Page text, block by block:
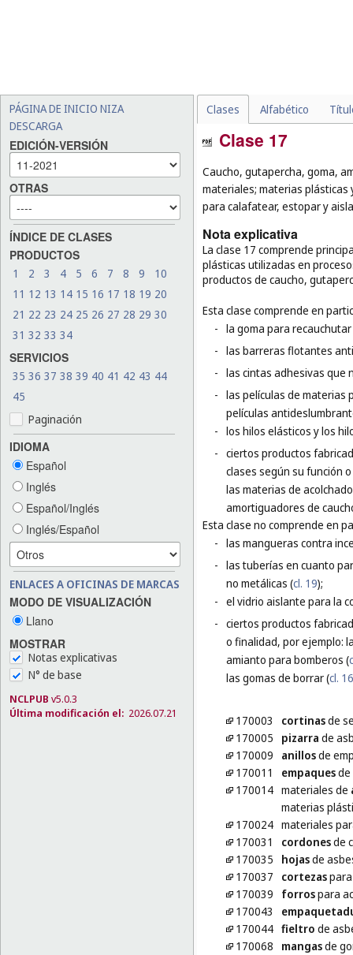
PÁGINA DE INICIO NIZA
DESCARGA
EDICIÓN-VERSIÓN
OTRAS
ÍNDICE DE CLASES
PRODUCTOS
1 2 3 4 5 6 7 8 9
10
11 12 13 14 15 16 17 18 19 20
21 22 23 24 25 26 27 28 29 30
31 32 33 34
SERVICIOS
35 36 37 38 39 40 41 42 43 44
45
Paginación
IDIOMA
Español
Inglés
Español/Inglés
Inglés/Español
ENLACES A OFICINAS DE MARCAS
MODO DE VISUALIZACIÓN
Llano
MOSTRAR
Notas explicativas
N° de base
NCLPUB v5.0.3
Última modificación el: 2026.07.21
Clases Alfabético
Clase 17
Caucho, gutapercha, goma,
materiales; materias
para calafatear, estopar y
Nota explicativa
La clase 17 comprende
plásticas utilizadas en
productos de caucho,
Esta clase comprende en
- la goma para
- las barreras flotantes
- las cintas adhesivas que
- las películas de materias
películas
- los hilos elásticos y los
- ciertos productos
clases según su función
las materias de
amortiguadores de
Esta clase no comprende en
- las mangueras contra
- las tuberías en cuanto
no metálicas (cl. 19);
- el vidrio aislante para la
- ciertos productos
o finalidad, por ejemplo:
amianto para bomberos (
las gomas de borrar (cl. 16
170003 cortinasde
170005
pizarra de
170009
anillosde
170011
empaquesde
170014 materiales de
materias
170024 materiales
170031
cordonesde
170035
hojasde
170037
cortezaspara
170039
forrospara
170043
170044 fieltro de
170068
mangasde